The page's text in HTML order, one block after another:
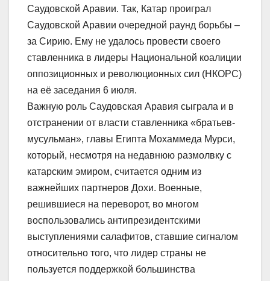
Саудовской Аравии. Так, Катар проиграл
Саудовской Аравии очередной раунд борьбы –
за Сирию. Ему не удалось провести своего
ставленника в лидеры Национальной коалиции
оппозиционных и революционных сил (НКОРС)
на её заседания 6 июля.
Важную роль Саудовская Аравия сыграла и в
отстранении от власти ставленника «братьев-
мусульман», главы Египта Мохаммеда Мурси,
который, несмотря на недавнюю размолвку с
катарским эмиром, считается одним из
важнейших партнеров Дохи. Военные,
решившиеся на переворот, во многом
воспользовались антипрезидентскими
выступлениями салафитов, ставшие сигналом
относительно того, что лидер страны не
пользуется поддержкой большинства